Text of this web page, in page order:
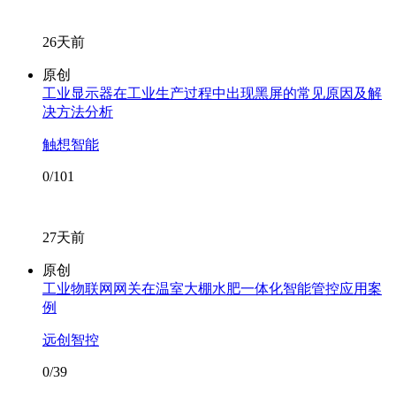
26天前
原创
工业显示器在工业生产过程中出现黑屏的常见原因及解
决方法分析
触想智能
0/101
27天前
原创
工业物联网网关在温室大棚水肥一体化智能管控应用案
例
远创智控
0/39